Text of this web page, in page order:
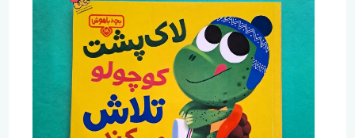
چالش‌ها طبیعی است و مهم‌ترین چیز، ادامه‌ی تلاش و
ناامید نشدن است. این پیام، پایه‌های اعتماد به نفس و
تاب‌آوری را در سنین پایین در ذهن کودک بنا می‌نهد.
«لاک‌پشت کوچولو تلاش می‌کند» با تصاویر شاد و رنگارنگ
خود، به خوبی توانسته است توجه کودکان را جلب کند و
آن‌ها را با داستان همراه سازد. این تصاویر نه تنها جنبه‌ی